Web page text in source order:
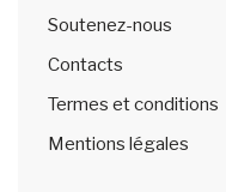
Soutenez-nous
Contacts
Termes et conditions
Mentions légales